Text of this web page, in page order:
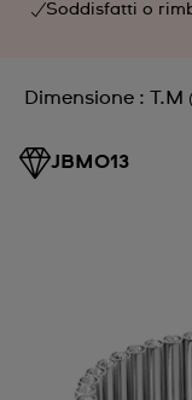
Soddisfatti o
Dimensione : T.M
JBM013